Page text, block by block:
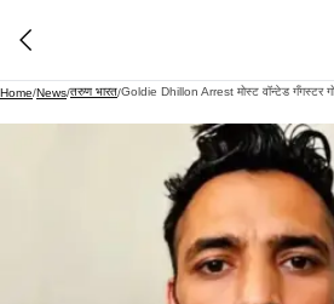
Home/News/तरुण भारत/Goldie Dhillon Arrest मोस्ट वॉन्टेड गँगस्टर